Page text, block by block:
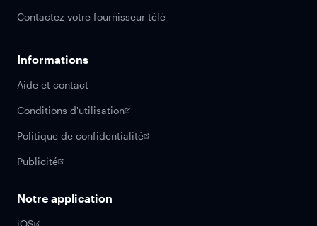
Contactez votre fournisseur télé
Informations
Aide et contact
Conditions d'utilisation
Politique de confidentialité
Publicité
Notre application